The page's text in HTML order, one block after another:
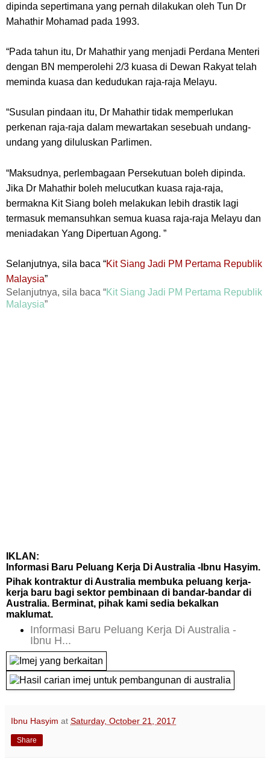
dipinda sepertimana yang pernah dilakukan oleh Tun Dr
Mahathir Mohamad pada 1993.
“Pada tahun itu, Dr Mahathir yang menjadi Perdana Menteri
dengan BN memperolehi 2/3 kuasa di Dewan Rakyat telah
meminda kuasa dan kedudukan raja-raja Melayu.
“Susulan pindaan itu, Dr Mahathir tidak memperlukan
perkenan raja-raja dalam mewartakan sesebuah undang-
undang yang diluluskan Parlimen.
“Maksudnya, perlembagaan Persekutuan boleh dipinda.
Jika Dr Mahathir boleh melucutkan kuasa raja-raja,
bermakna Kit Siang boleh melakukan lebih drastik lagi
termasuk memansuhkan semua kuasa raja-raja Melayu dan
meniadakan Yang Dipertuan Agong. ”
Selanjutnya, sila baca “Kit Siang Jadi PM Pertama Republik
Malaysia”
Selanjutnya, sila baca “Kit Siang Jadi PM Pertama Republik
Malaysia”
IKLAN:
Informasi Baru Peluang Kerja Di Australia -Ibnu Hasyim.
Pihak kontraktur di Australia membuka peluang kerja-
kerja baru bagi sektor pembinaan di bandar-bandar di
Australia. Berminat, pihak kami sedia bekalkan
maklumat.
Informasi Baru Peluang Kerja Di Australia -
Ibnu H...
Ibnu Hasyim at Saturday, October 21, 2017
Share